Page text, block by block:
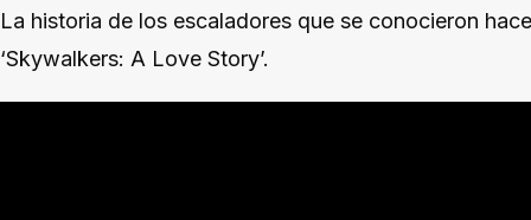
La historia de los escaladores que se conocieron
‘Skywalkers: A Love Story’.